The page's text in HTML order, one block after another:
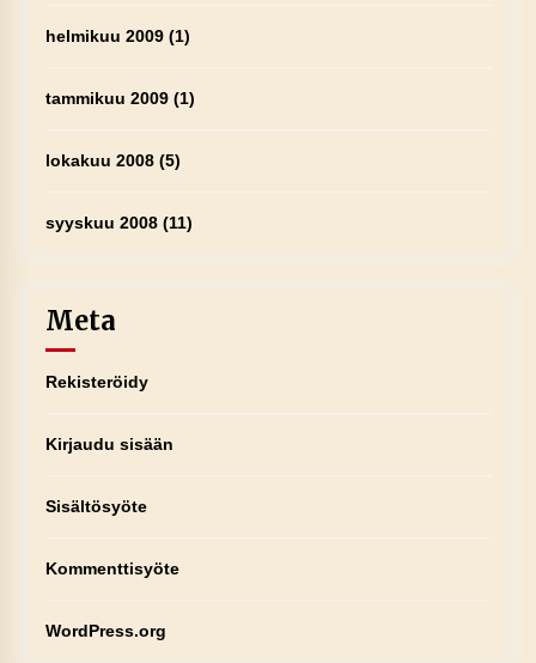
helmikuu 2009(1)
tammikuu 2009(1)
lokakuu 2008(5)
syyskuu 2008(11)
Meta
Rekisteröidy
Kirjaudu sisään
Sisältösyöte
Kommenttisyöte
WordPress.org